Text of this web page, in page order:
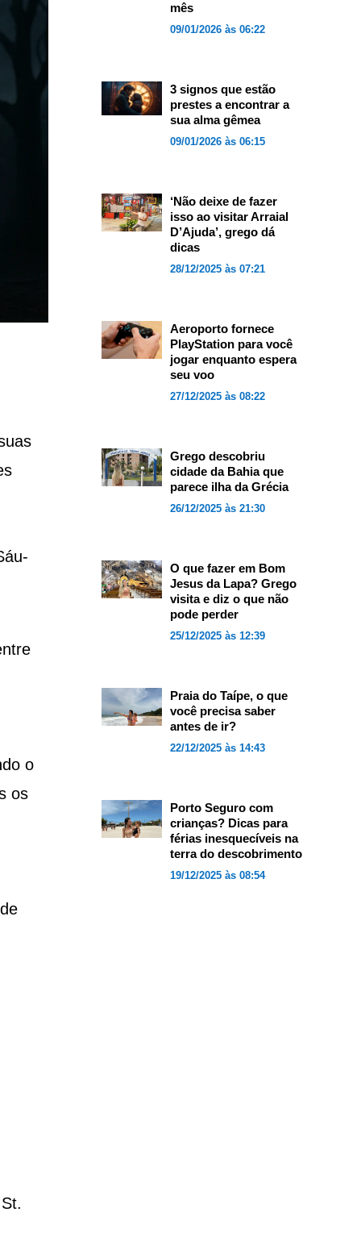
o
os
mês
09/01/2026 às 06:22
3 signos que estão
prestes a encontrar a
sua alma gêmea
09/01/2026 às 06:15
‘Não deixe de fazer
isso ao visitar Arraial
D’Ajuda’, grego dá
dicas
28/12/2025 às 07:21
Aeroporto fornece
PlayStation para você
jogar enquanto espera
seu voo
27/12/2025 às 08:22
Grego descobriu
cidade da Bahia que
parece ilha da Grécia
26/12/2025 às 21:30
O que fazer em Bom
Jesus da Lapa? Grego
visita e diz o que não
pode perder
25/12/2025 às 12:39
Praia do Taípe, o que
você precisa saber
antes de ir?
22/12/2025 às 14:43
Porto Seguro com
crianças? Dicas para
férias inesquecíveis na
terra do descobrimento
19/12/2025 às 08:54